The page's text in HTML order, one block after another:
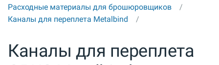
Расходные материалы для брошюровщиков
Каналы для переплета Metalbind
Каналы для переплета